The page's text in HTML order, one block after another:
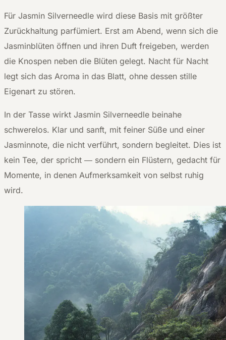
Für Jasmin Silverneedle wird diese Basis mit größter
Zurückhaltung parfümiert. Erst am Abend, wenn sich die
Jasminblüten öffnen und ihren Duft freigeben, werden
die Knospen neben die Blüten gelegt. Nacht für Nacht
legt sich das Aroma in das Blatt, ohne dessen stille
Eigenart zu stören.
In der Tasse wirkt Jasmin Silverneedle beinahe
schwerelos. Klar und sanft, mit feiner Süße und einer
Jasminnote, die nicht verführt, sondern begleitet. Dies ist
kein Tee, der spricht — sondern ein Flüstern, gedacht für
Momente, in denen Aufmerksamkeit von selbst ruhig
wird.